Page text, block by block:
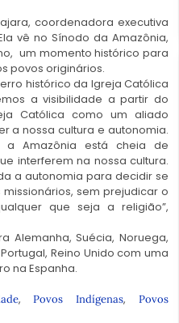
coordenadora executiva
vê no Sínodo da Amazônia,
um momento histórico para
povos originários.
histórico da Igreja Católica
a visibilidade a partir do
Católica como um aliado
a nossa cultura e autonomia.
a Amazônia está cheia de
interferem na nossa cultura.
a autonomia para decidir se
sem prejudicar o
que seja a religião”,
Alemanha, Suécia, Noruega,
Reino Unido com uma
na Espanha.
,Povos Indígenas,Povos